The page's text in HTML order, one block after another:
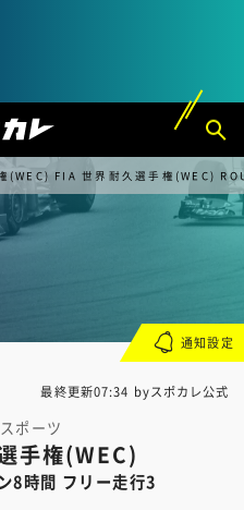
(WEC) FIA 世界耐久選手権(WEC)
最終更新07:34 byスポカレ公式
ポーツ
手権(WEC)
8時間 フリー走行3
通知設定